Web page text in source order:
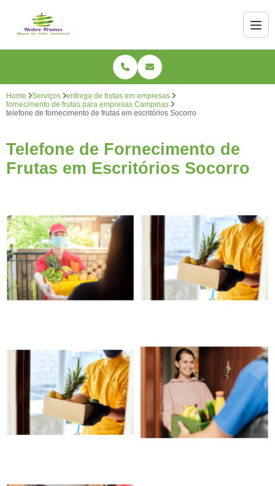
Home Serviços
entrega de frutas em empresas
fornecimento de frutas para empresas Campinas
telefone de fornecimento de frutas em escritórios Socorro
Telefone de Fornecimento de
Frutas em Escritórios Socorro